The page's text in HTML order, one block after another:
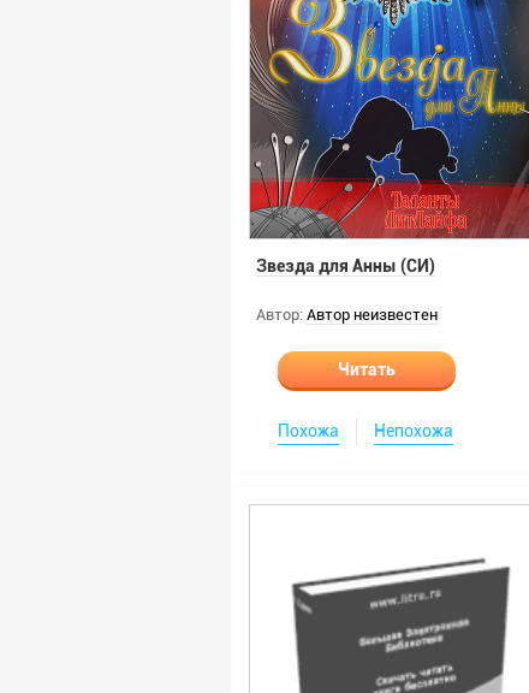
Звезда для Анны (СИ)
Автор: Автор неизвестен
Читать
Похожа Непохожа